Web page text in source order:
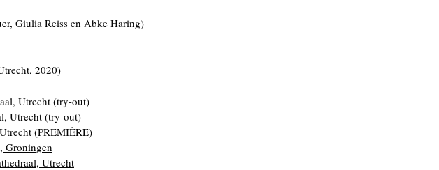
Giulia Reiss en Abke Haring)
2020)
Utrecht (try-out)
Utrecht (try-out)
(PREMIÈRE)
Groningen
Utrecht